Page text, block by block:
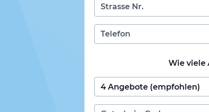
Wie viele